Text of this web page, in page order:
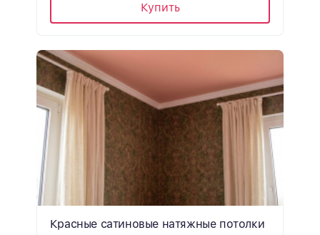
Купить
Красные сатиновые натяжные потолки